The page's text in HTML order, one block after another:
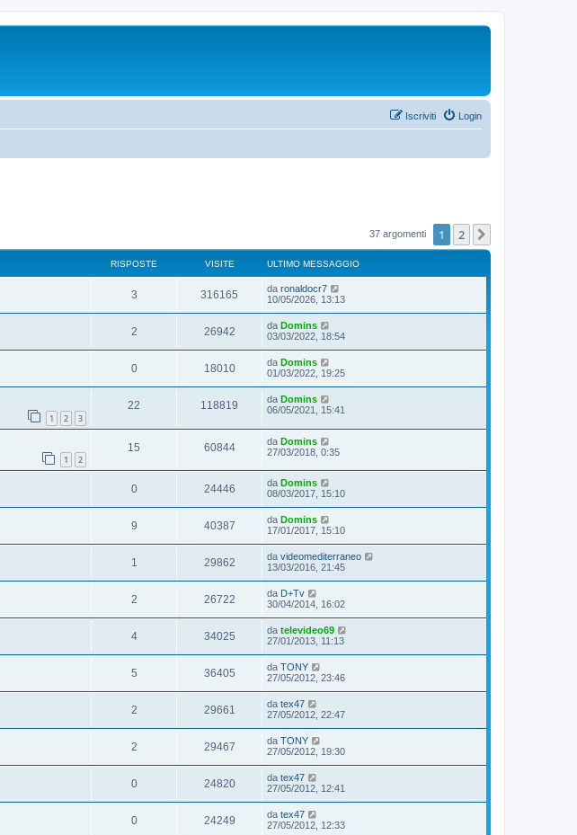
Login
Iscriviti
37 argomenti 1 2
RISPOSTE VISITE ULTIMO MESSAGGIO
3 316165 da ronaldocr7
10/05/2026, 13:13
2 26942 da Domins
03/03/2022, 18:54
0 18010 da Domins
01/03/2022, 19:25
1 2 3
22 118819 da Domins
06/05/2021, 15:41
1 2
15 60844 da Domins
27/03/2018, 0:35
0 24446 da Domins
08/03/2017, 15:10
9 40387 da Domins
17/01/2017, 15:10
1 29862 da videomediterraneo
13/03/2016, 21:45
2 26722 da D+Tv
30/04/2014, 16:02
4 34025 da televideo69
27/01/2013, 11:13
5 36405 da TONY
27/05/2012, 23:46
2 29661 da tex47
27/05/2012, 22:47
2 29467 da TONY
27/05/2012, 19:30
0 24820 da tex47
27/05/2012, 12:41
0 24249 da tex47
27/05/2012, 12:33